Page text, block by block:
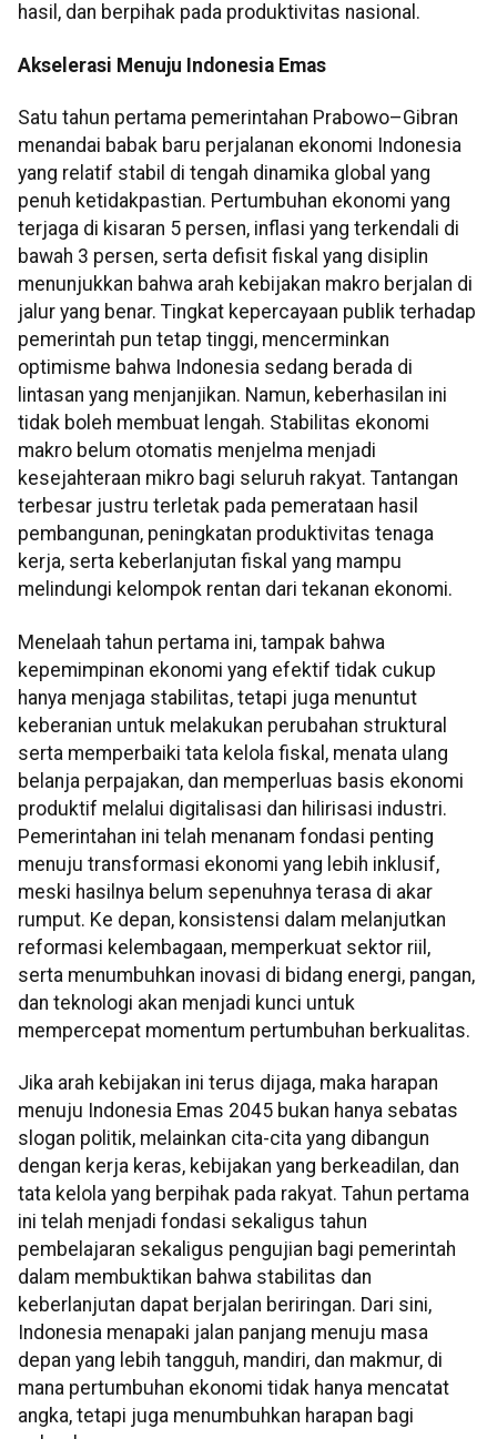
hasil, dan berpihak pada produktivitas nasional.
Akselerasi Menuju Indonesia Emas
Satu tahun pertama pemerintahan Prabowo–Gibran
menandai babak baru perjalanan ekonomi Indonesia
yang relatif stabil di tengah dinamika global yang
penuh ketidakpastian. Pertumbuhan ekonomi yang
terjaga di kisaran 5 persen, inflasi yang terkendali di
bawah 3 persen, serta defisit fiskal yang disiplin
menunjukkan bahwa arah kebijakan makro berjalan di
jalur yang benar. Tingkat kepercayaan publik terhadap
pemerintah pun tetap tinggi, mencerminkan
optimisme bahwa Indonesia sedang berada di
lintasan yang menjanjikan. Namun, keberhasilan ini
tidak boleh membuat lengah. Stabilitas ekonomi
makro belum otomatis menjelma menjadi
kesejahteraan mikro bagi seluruh rakyat. Tantangan
terbesar justru terletak pada pemerataan hasil
pembangunan, peningkatan produktivitas tenaga
kerja, serta keberlanjutan fiskal yang mampu
melindungi kelompok rentan dari tekanan ekonomi.
Menelaah tahun pertama ini, tampak bahwa
kepemimpinan ekonomi yang efektif tidak cukup
hanya menjaga stabilitas, tetapi juga menuntut
keberanian untuk melakukan perubahan struktural
serta memperbaiki tata kelola fiskal, menata ulang
belanja perpajakan, dan memperluas basis ekonomi
produktif melalui digitalisasi dan hilirisasi industri.
Pemerintahan ini telah menanam fondasi penting
menuju transformasi ekonomi yang lebih inklusif,
meski hasilnya belum sepenuhnya terasa di akar
rumput. Ke depan, konsistensi dalam melanjutkan
reformasi kelembagaan, memperkuat sektor riil,
serta menumbuhkan inovasi di bidang energi, pangan,
dan teknologi akan menjadi kunci untuk
mempercepat momentum pertumbuhan berkualitas.
Jika arah kebijakan ini terus dijaga, maka harapan
menuju Indonesia Emas 2045 bukan hanya sebatas
slogan politik, melainkan cita-cita yang dibangun
dengan kerja keras, kebijakan yang berkeadilan, dan
tata kelola yang berpihak pada rakyat. Tahun pertama
ini telah menjadi fondasi sekaligus tahun
pembelajaran sekaligus pengujian bagi pemerintah
dalam membuktikan bahwa stabilitas dan
keberlanjutan dapat berjalan beriringan. Dari sini,
Indonesia menapaki jalan panjang menuju masa
depan yang lebih tangguh, mandiri, dan makmur, di
mana pertumbuhan ekonomi tidak hanya mencatat
angka, tetapi juga menumbuhkan harapan bagi